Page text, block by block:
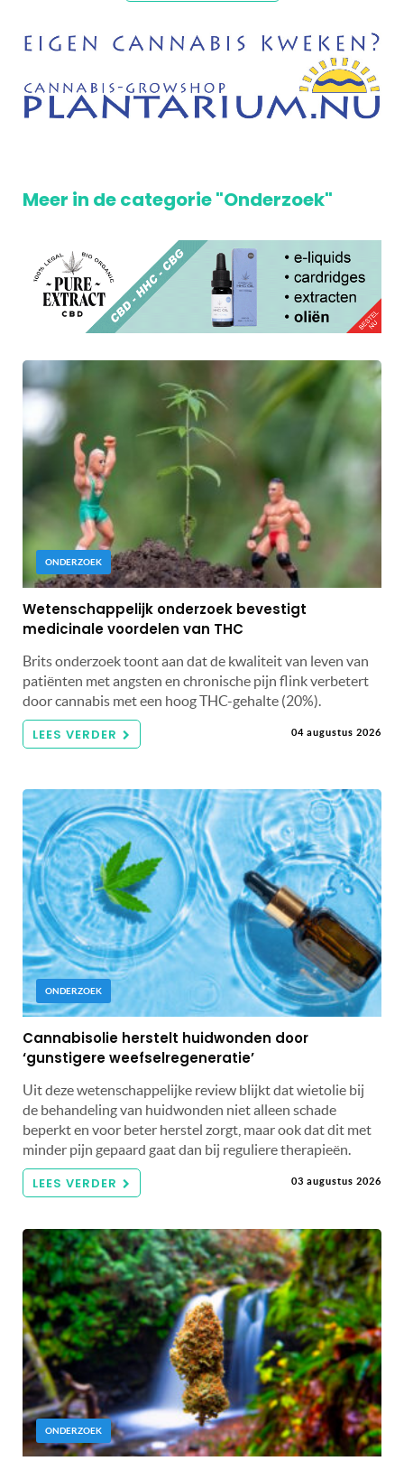
Meer in de categorie "Onderzoek"
ONDERZOEK
Wetenschappelijk onderzoek bevestigt
medicinale voordelen van THC
Brits onderzoek toont aan dat de kwaliteit van leven van
patiënten met angsten en chronische pijn flink verbetert
door cannabis met een hoog THC-gehalte (20%).
LEES VERDER 04 augustus 2026
ONDERZOEK
Cannabisolie herstelt huidwonden door
‘gunstigere weefselregeneratie’
Uit deze wetenschappelijke review blijkt dat wietolie bij
de behandeling van huidwonden niet alleen schade
beperkt en voor beter herstel zorgt, maar ook dat dit met
minder pijn gepaard gaat dan bij reguliere therapieën.
LEES VERDER 03 augustus 2026
ONDERZOEK